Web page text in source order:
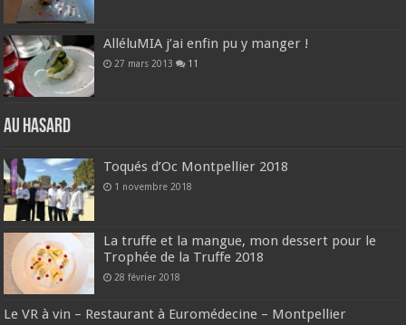
AlléluMIA j’ai enfin pu y manger !
27 mars 2013 11
Au hasard
Toqués d’Oc Montpellier 2018
1 novembre 2018
La truffe et la mangue, mon dessert pour le
Trophée de la Truffe 2018
28 février 2018
Le VR à vin – Restaurant à Euromédecine – Montpellier